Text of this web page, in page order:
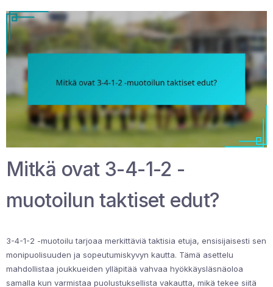
Mitkä ovat 3-4-1-2 -
muotoilun taktiset edut?
3-4-1-2 -muotoilu tarjoaa merkittäviä taktisia etuja, ensisijaisesti sen
monipuolisuuden ja sopeutumiskyvyn kautta. Tämä asettelu
mahdollistaa joukkueiden ylläpitää vahvaa hyökkäysläsnäoloa
samalla kun varmistaa puolustuksellista vakautta, mikä tekee siitä